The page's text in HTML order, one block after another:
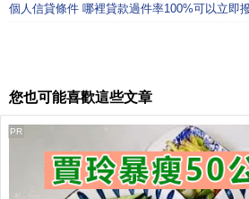
個人信貸條件 哪裡貸款過件率100%可以立即
您也可能喜歡這些文章
PR